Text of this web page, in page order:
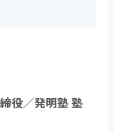
役／発明塾 塾